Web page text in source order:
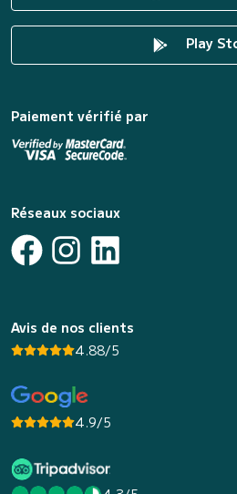
Play
Paiement vérifié par
Réseaux sociaux
Avis de nos clients
4.88/5
4.9/5